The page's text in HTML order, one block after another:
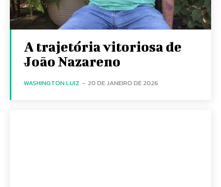
A trajetória vitoriosa de
João Nazareno
WASHINGTON LUIZ - 20 DE JANEIRO DE 2026